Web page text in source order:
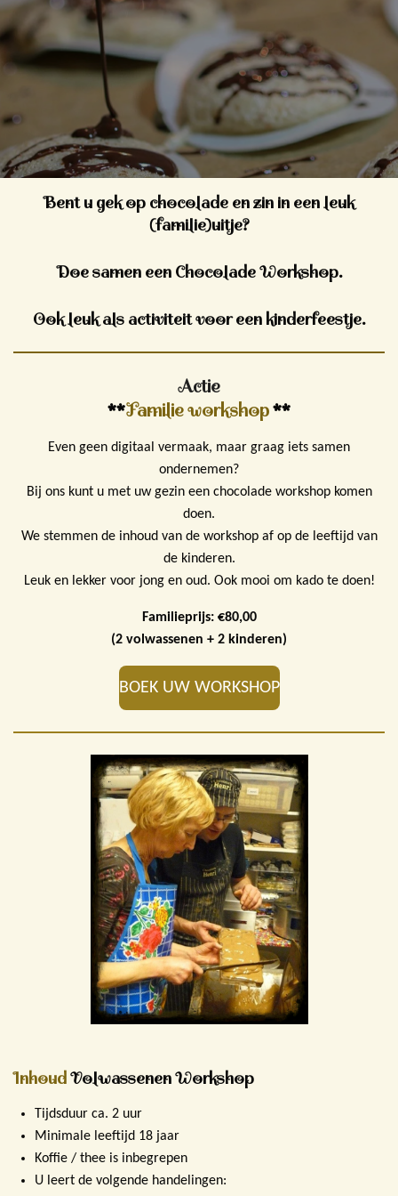
Bent u gek op chocolade en zin in een leuk
(familie)uitje?
Doe samen een Chocolade Workshop.
Ook leuk als activiteit voor een kinderfeestje.
Actie
**Familie workshop**
Even geen digitaal vermaak, maar graag iets samen
ondernemen?
Bij ons kunt u met uw gezin een chocolade workshop komen
doen.
We stemmen de inhoud van de workshop af op de leeftijd van
de kinderen.
Leuk en lekker voor jong en oud. Ook mooi om kado te doen!
Familieprijs: €80,00
(2 volwassenen + 2 kinderen)
BOEK UW WORKSHOP
InhoudVolwassenenWorkshop
Tijdsduur ca. 2 uur
Minimale leeftijd 18 jaar
Koffie / thee is inbegrepen
U leert de volgende handelingen: